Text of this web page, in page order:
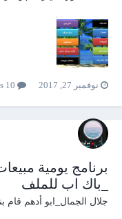
بت مشتريات ومبيعات 2017.rar
نوفمبر 27, 2017
برنامج يومية
_باك اب للملف
جلال الجمال_ابو أدهم قام